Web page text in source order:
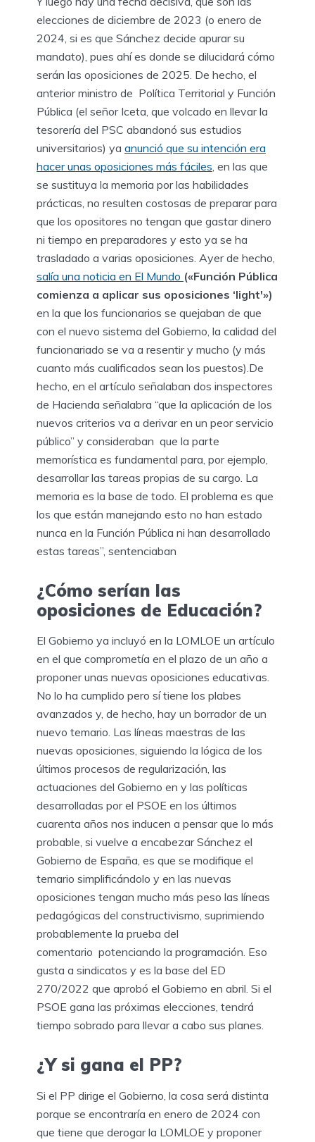
elecciones de diciembre de 2023 (o enero de
2024, si es que Sánchez decide apurar su
mandato), pues ahí es donde se dilucidará cómo
serán las oposiciones de 2025. De hecho, el
anterior ministro de Política Territorial y Función
Pública (el señor Iceta, que volcado en llevar la
tesorería del PSC abandonó sus estudios
universitarios) ya anunció que su intención era
hacer unas oposiciones más fáciles , en las que
se sustituya la memoria por las habilidades
prácticas, no resulten costosas de preparar para
que los opositores no tengan que gastar dinero
ni tiempo en preparadores y esto ya se ha
trasladado a varias oposiciones. Ayer de hecho,
salía una noticia en El Mundo («Función Pública
comienza a aplicar sus oposiciones ‘light'»)
en la que los funcionarios se quejaban de que
con el nuevo sistema del Gobierno, la calidad del
funcionariado se va a resentir y mucho (y más
cuanto más cualificados sean los puestos).De
hecho, en el artículo señalaban dos inspectores
de Hacienda señalabra “que la aplicación de los
nuevos criterios va a derivar en un peor servicio
público” y consideraban que la parte
memorística es fundamental para, por ejemplo,
desarrollar las tareas propias de su cargo. La
memoria es la base de todo. El problema es que
los que están manejando esto no han estado
nunca en la Función Pública ni han desarrollado
estas tareas”, sentenciaban
¿Cómo serían las
oposiciones de Educación?
El Gobierno ya incluyó en la LOMLOE un artículo
en el que comprometía en el plazo de un año a
proponer unas nuevas oposiciones educativas.
No lo ha cumplido pero sí tiene los plabes
avanzados y, de hecho, hay un borrador de un
nuevo temario. Las líneas maestras de las
nuevas oposiciones, siguiendo la lógica de los
últimos procesos de regularización, las
actuaciones del Gobierno en y las políticas
desarrolladas por el PSOE en los últimos
cuarenta años nos inducen a pensar que lo más
probable, si vuelve a encabezar Sánchez el
Gobierno de España, es que se modifique el
temario simplificándolo y en las nuevas
oposiciones tengan mucho más peso las líneas
pedagógicas del constructivismo, suprimiendo
probablemente la prueba del
comentario potenciando la programación. Eso
gusta a sindicatos y es la base del ED
270/2022 que aprobó el Gobierno en abril. Si el
PSOE gana las próximas elecciones, tendrá
tiempo sobrado para llevar a cabo sus planes.
¿Y si gana el PP?
Si el PP dirige el Gobierno, la cosa será distinta
porque se encontraría en enero de 2024 con
que tiene que derogar la LOMLOE y proponer